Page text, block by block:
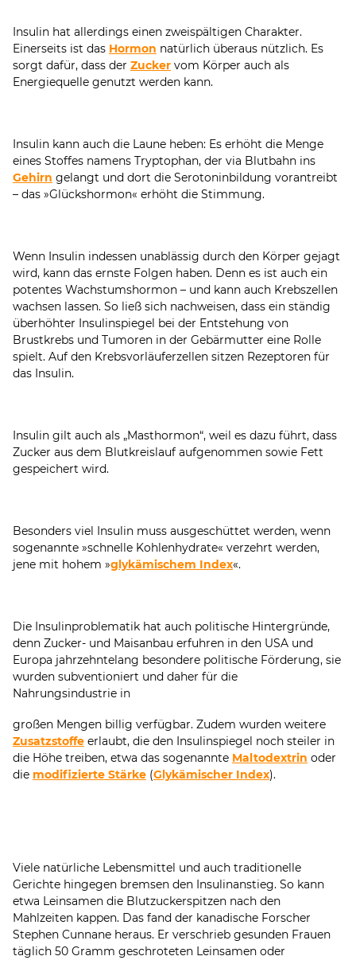
Insulin hat allerdings einen zweispältigen Charakter.
Einerseits ist das Hormon natürlich überaus nützlich. Es
sorgt dafür, dass der Zucker vom Körper auch als
Energiequelle genutzt werden kann.
Insulin kann auch die Laune heben: Es erhöht die Menge
eines Stoffes namens Tryptophan, der via Blutbahn ins
Gehirn gelangt und dort die Serotoninbildung vorantreibt
– das »Glückshormon« erhöht die Stimmung.
Wenn Insulin indessen unablässig durch den Körper gejagt
wird, kann das ernste Folgen haben. Denn es ist auch ein
potentes Wachstumshormon – und kann auch Krebszellen
wachsen lassen. So ließ sich nachweisen, dass ein ständig
überhöhter Insulinspiegel bei der Entstehung von
Brustkrebs und Tumoren in der Gebärmutter eine Rolle
spielt. Auf den Krebsvorläuferzellen sitzen Rezeptoren für
das Insulin.
Insulin gilt auch als „Masthormon“, weil es dazu führt, dass
Zucker aus dem Blutkreislauf aufgenommen sowie Fett
gespeichert wird.
Besonders viel Insulin muss ausgeschüttet werden, wenn
sogenannte »schnelle Kohlenhydrate« verzehrt werden,
jene mit hohem »glykämischem Index«.
Die Insulinproblematik hat auch politische Hintergründe,
denn Zucker- und Maisanbau erfuhren in den USA und
Europa jahrzehntelang besondere politische Förderung, sie
wurden subventioniert und daher für die
Nahrungsindustrie in
großen Mengen billig verfügbar. Zudem wurden weitere
Zusatzstoffe erlaubt, die den Insulinspiegel noch steiler in
die Höhe treiben, etwa das sogenannte Maltodextrin oder
die modifizierte Stärke (Glykämischer Index).
Viele natürliche Lebensmittel und auch traditionelle
Gerichte hingegen bremsen den Insulinanstieg. So kann
etwa Leinsamen die Blutzuckerspitzen nach den
Mahlzeiten kappen. Das fand der kanadische Forscher
Stephen Cunnane heraus. Er verschrieb gesunden Frauen
täglich 50 Gramm geschroteten Leinsamen oder